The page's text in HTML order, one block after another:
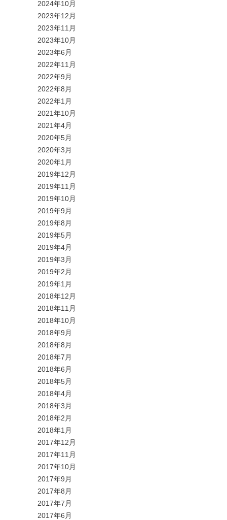
2024年10月
2023年12月
2023年11月
2023年10月
2023年6月
2022年11月
2022年9月
2022年8月
2022年1月
2021年10月
2021年4月
2020年5月
2020年3月
2020年1月
2019年12月
2019年11月
2019年10月
2019年9月
2019年8月
2019年5月
2019年4月
2019年3月
2019年2月
2019年1月
2018年12月
2018年11月
2018年10月
2018年9月
2018年8月
2018年7月
2018年6月
2018年5月
2018年4月
2018年3月
2018年2月
2018年1月
2017年12月
2017年11月
2017年10月
2017年9月
2017年8月
2017年7月
2017年6月